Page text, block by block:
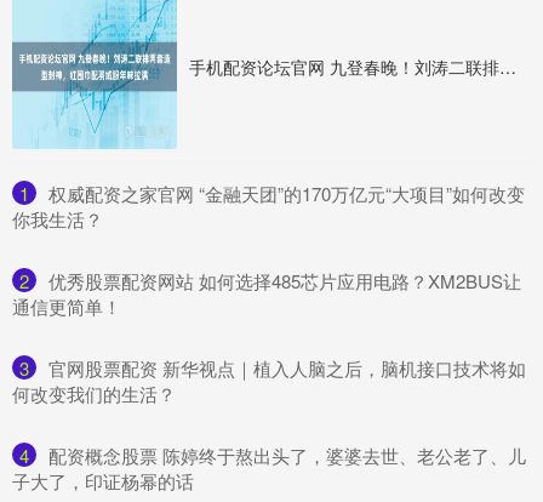
手机配资论坛官网 九登春晚！刘涛二联排两套造型封神，红围巾配羽绒服年味拉满
1
​权威配资之家官网 “金融天团”的170万亿元“大项目”如何改变
你我生活？
2
​优秀股票配资网站 如何选择485芯片应用电路？XM2BUS让
通信更简单！
3
​官网股票配资 新华视点｜植入人脑之后，脑机接口技术将如
何改变我们的生活？
4
​配资概念股票 陈婷终于熬出头了，婆婆去世、老公老了、儿
子大了，印证杨幂的话